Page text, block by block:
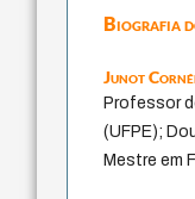
Biografia
Junot
Professor
(UFPE);
Mestre em